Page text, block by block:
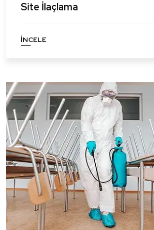
Site İlaçlama
İNCELE